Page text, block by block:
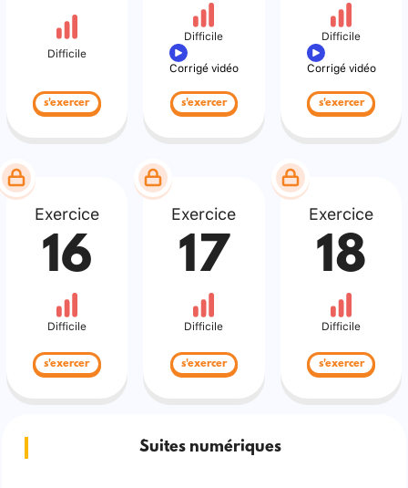
Difficile
s'exercer
Difficile
Corrigé vidéo
s'exercer
Difficile
Corrigé vidéo
s'exercer
Exercice
16
Difficile
s'exercer
Exercice
17
Difficile
s'exercer
Exercice
18
Difficile
s'exercer
Suites numériques